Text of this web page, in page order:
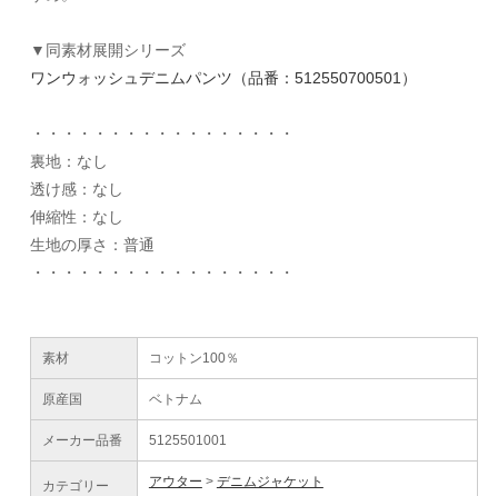
▼同素材展開シリーズ
ワンウォッシュデニムパンツ（品番：512550700501）
・・・・・・・・・・・・・・・・・
裏地：なし
透け感：なし
伸縮性：なし
生地の厚さ：普通
・・・・・・・・・・・・・・・・・
素材 コットン100％
原産国 ベトナム
メーカー品番 5125501001
カテゴリー アウター デニムジャケット